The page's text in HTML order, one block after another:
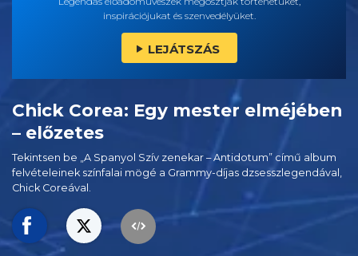
inspirációjukat és szenvedélyüket.
LEJÁTSZÁS
Chick Corea: Egy mester elméjében
– előzetes
Tekintsen be „A Spanyol Szív zenekar – Antidotum” című album
felvételeinek színfalai mögé a Grammy-díjas dzsesszlegendával,
Chick Coreával.